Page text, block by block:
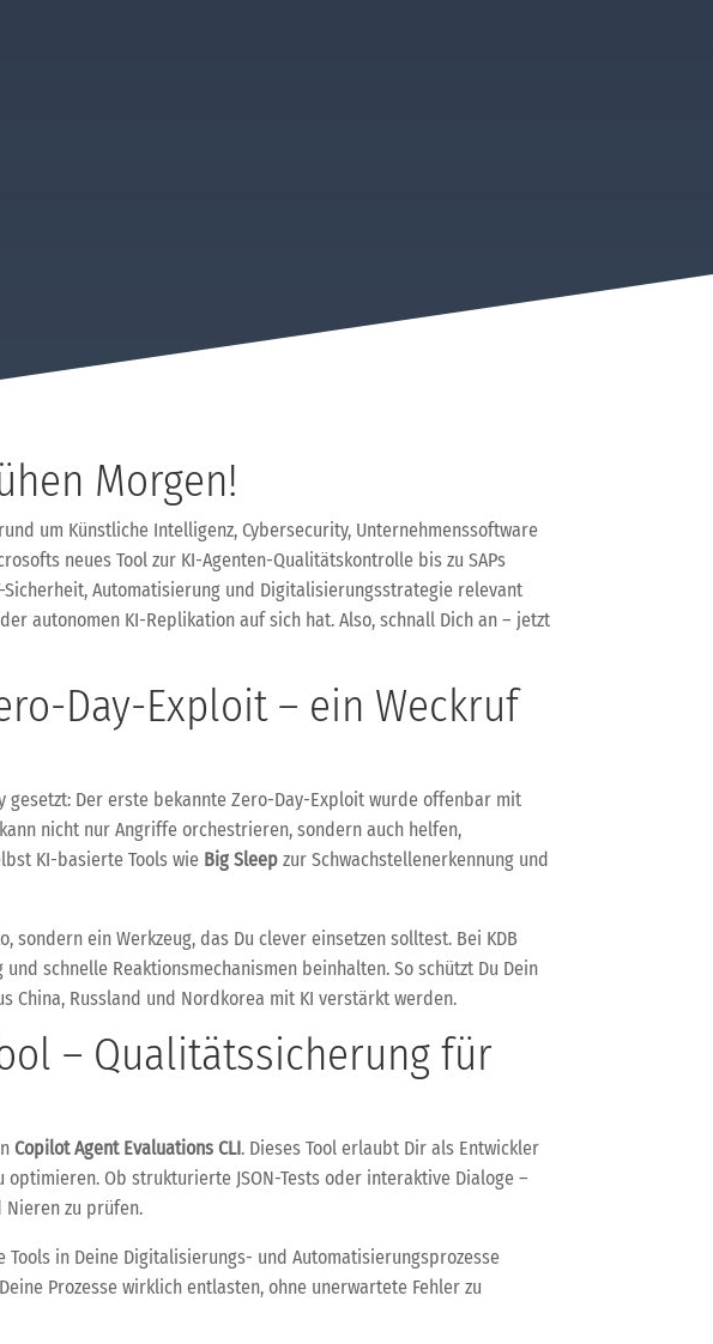
Morgen!
um Künstliche Intelligenz, Cybersecurity, Unternehmenssoftware
neues Tool zur KI-Agenten-Qualitätskontrolle bis zu SAPs
Automatisierung und Digitalisierungsstrategie relevant
autonomen KI-Replikation auf sich hat. Also, schnall Dich an – jetzt
Day-Exploit – ein Weckruf
Der erste bekannte Zero-Day-Exploit wurde offenbar mit
nicht nur Angriffe orchestrieren, sondern auch helfen,
KI-basierte Tools wie Big Sleep zur Schwachstellenerkennung und
ein Werkzeug, das Du clever einsetzen solltest. Bei KDB
schnelle Reaktionsmechanismen beinhalten. So schützt Du Dein
China, Russland und Nordkorea mit KI verstärkt werden.
– Qualitätssicherung für
Copilot Agent Evaluations CLI. Dieses Tool erlaubt Dir als Entwickler
Ob strukturierte JSON-Tests oder interaktive Dialoge –
Nieren zu prüfen.
in Deine Digitalisierungs- und Automatisierungsprozesse
Prozesse wirklich entlasten, ohne unerwartete Fehler zu